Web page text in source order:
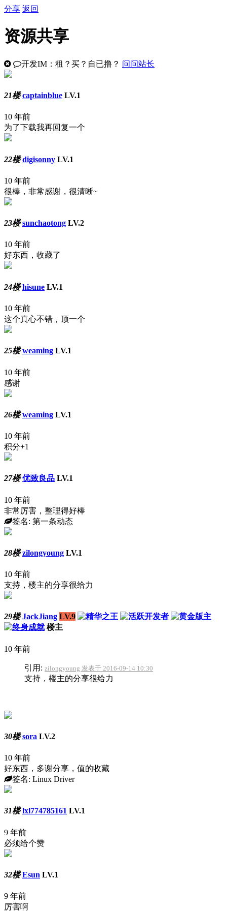
分享 返回
资源共享
开发IM：租？买？自已撸？ 问问站长
21楼 captainblue LV.1
10 年前
为了下载我再回复一个
22楼 digisonny LV.1
10 年前
很棒，非常感谢，很清晰~
23楼 sunchaotong LV.2
10 年前
好东西，收藏了
24楼 hisune LV.1
10 年前
这个真心不错，顶一个
25楼 weaming LV.1
10 年前
感谢
26楼 weaming LV.1
10 年前
积分+1
27楼 优致良品 LV.1
10 年前
非常厉害，整理得好棒
签名: 第一条动态
28楼 zilongyoung LV.1
10 年前
支持，楼主的分享很给力
29楼 JackJiang LV.9
楼主
10 年前
引用: zilongyoung 发表于 2016-09-14 10:30
支持，楼主的分享很给力
30楼 sora LV.2
10 年前
好东西，多谢分享，值的收藏
签名: Linux Driver
31楼 lxl774785161 LV.1
9 年前
必须给个赞
32楼 Esun LV.1
9 年前
厉害啊